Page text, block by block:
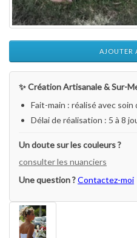
AJOUTER
✨ Création Artisanale & Sur-
Fait-main : réalisé avec soin
Délai de réalisation : 5 à 8
Un doute sur les couleurs ?
consulter les nuanciers
Une question ?Contactez-moi